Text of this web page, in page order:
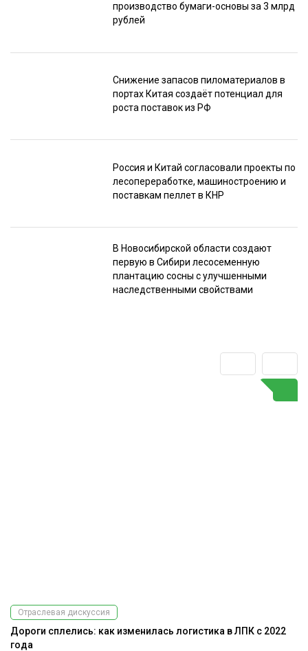
производство бумаги-основы за 3 млрд
рублей
Снижение запасов пиломатериалов в
портах Китая создаёт потенциал для
роста поставок из РФ
Россия и Китай согласовали проекты по
лесопереработке, машиностроению и
поставкам пеллет в КНР
В Новосибирской области создают
первую в Сибири лесосеменную
плантацию сосны с улучшенными
наследственными свойствами
Отраслевая дискуссия
Дороги сплелись: как изменилась логистика в ЛПК с 2022
года